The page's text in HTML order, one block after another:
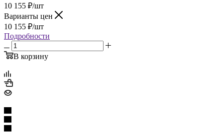
10 155 ₽/шт
Варианты цен
10 155 ₽/шт
Подробности
В корзину